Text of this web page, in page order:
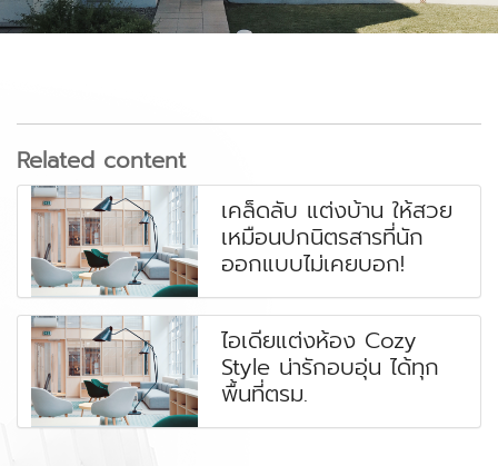
Related content
เคล็ดลับ แต่งบ้าน ให้สวย
เหมือนปกนิตรสารที่นัก
ออกแบบไม่เคยบอก!
ไอเดียแต่งห้อง Cozy
Style น่ารักอบอุ่น ได้ทุก
พื้นที่ตรม.